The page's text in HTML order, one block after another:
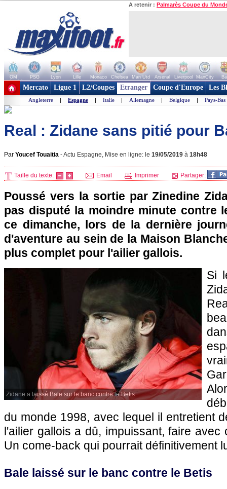
A retenir : Palmarès Coupe du
OM PSG Lyon Lille Monaco Chelsea Man Utd Arsenal Liverpool ManCity
+ de clubs
Mercato Ligue 1 L2/Coupes Etranger Coupe d'Europe Les
Angleterre | Espagne | Italie | Allemagne | Belgique | Pays-Bas
Real : Zidane sans pitié pour
Par Youcef Touaitia -Actu Espagne, Mise en ligne: le 19/05/2019 à 18h48
Taille du texte: Email Imprimer Partager:
Poussé vers la sortie par Zinedine
pas disputé la moindre minute contre
ce dimanche, lors de la dernière
d'aventure au sein de la Maison
plus complet pour l'ailier gallois.
Zidane a laissé Bale sur le banc contre le Betis.
Si
du monde 1998, avec lequel il entretient
l'ailier gallois a dû, impuissant, faire avec
Un come-back qui pourrait définitivement
Bale laissé sur le banc contre le Betis